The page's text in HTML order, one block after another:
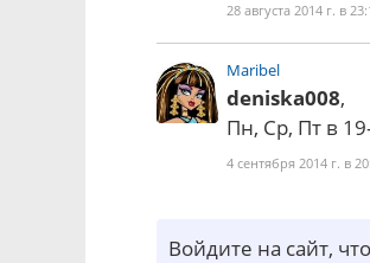
28 августа 2014 г. в
Maribel
deniska008,
Пн, Ср, Пт в
4 сентября 2014 г. в
Войдите на сайт,